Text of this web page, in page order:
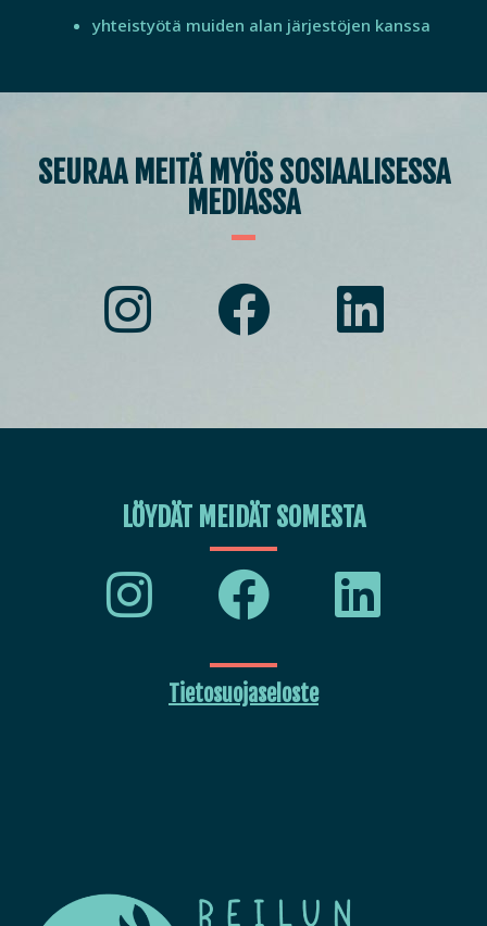
yhteistyötä muiden alan järjestöjen kanssa
SEURAA MEITÄ MYÖS SOSIAALISESSA
MEDIASSA
LÖYDÄT MEIDÄT SOMESTA
Tietosuojaseloste